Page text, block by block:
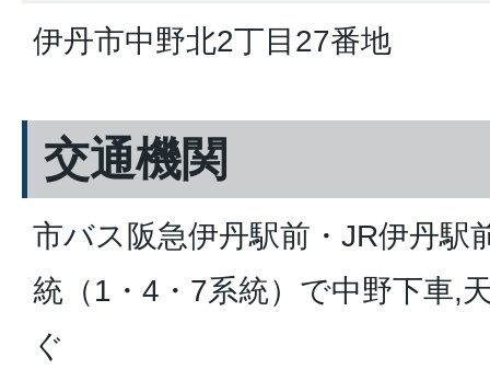
伊丹市中野北2丁目27番地
交通機関
市バス阪急伊丹駅前・JR伊丹駅
統（1・4・7系統）で中野下車,
ぐ